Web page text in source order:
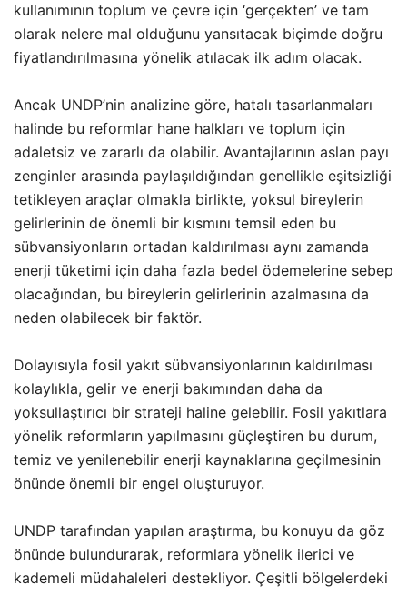
kullanımının toplum ve çevre için ‘gerçekten’ ve tam
olarak nelere mal olduğunu yansıtacak biçimde doğru
fiyatlandırılmasına yönelik atılacak ilk adım olacak.
Ancak UNDP’nin analizine göre, hatalı tasarlanmaları
halinde bu reformlar hane halkları ve toplum için
adaletsiz ve zararlı da olabilir. Avantajlarının aslan payı
zenginler arasında paylaşıldığından genellikle eşitsizliği
tetikleyen araçlar olmakla birlikte, yoksul bireylerin
gelirlerinin de önemli bir kısmını temsil eden bu
sübvansiyonların ortadan kaldırılması aynı zamanda
enerji tüketimi için daha fazla bedel ödemelerine sebep
olacağından, bu bireylerin gelirlerinin azalmasına da
neden olabilecek bir faktör.
Dolayısıyla fosil yakıt sübvansiyonlarının kaldırılması
kolaylıkla, gelir ve enerji bakımından daha da
yoksullaştırıcı bir strateji haline gelebilir. Fosil yakıtlara
yönelik reformların yapılmasını güçleştiren bu durum,
temiz ve yenilenebilir enerji kaynaklarına geçilmesinin
önünde önemli bir engel oluşturuyor.
UNDP tarafından yapılan araştırma, bu konuyu da göz
önünde bulundurarak, reformlara yönelik ilerici ve
kademeli müdahaleleri destekliyor. Çeşitli bölgelerdeki